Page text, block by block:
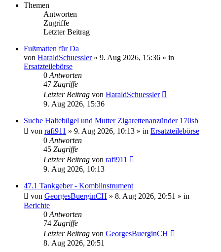
Themen
Antworten
Zugriffe
Letzter Beitrag
Fußmatten für Da
von HaraldSchuessler» 9. Aug 2026, 15:36 » in
Ersatzteilebörse
0 Antworten
47 Zugriffe
Letzter Beitrag von HaraldSchuessler
9. Aug 2026, 15:36
Suche Haltebügel und Mutter Zigarettenanzünder 170sb
von rafi911 » 9. Aug 2026, 10:13 » in Ersatzteilebörse
0 Antworten
45 Zugriffe
Letzter Beitrag von rafi911
9. Aug 2026, 10:13
47.1 Tankgeber - Kombiinstrument
von GeorgesBuerginCH » 8. Aug 2026, 20:51 » in
Berichte
0 Antworten
74 Zugriffe
Letzter Beitrag von GeorgesBuerginCH
8. Aug 2026, 20:51